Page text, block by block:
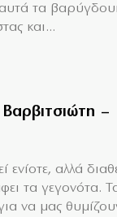
τα
και...
–
αλλά
τα γεγονότα.
να μας